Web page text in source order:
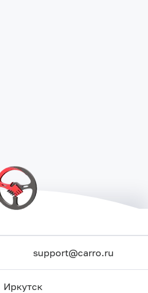
support@carro.ru
Иркутск